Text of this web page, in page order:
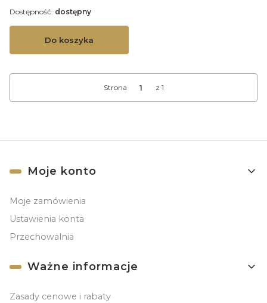
Do koszyka
Dostępność: dostępny
Strona z 1
Linki w stopce
Moje konto
Moje zamówienia
Ustawienia konta
Przechowalnia
Ważne informacje
Zasady cenowe i rabaty